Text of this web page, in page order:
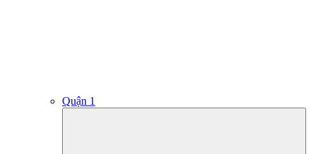
Quận 1